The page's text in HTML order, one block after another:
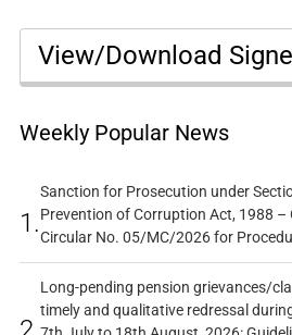
View/Download
Weekly Popular News
1.
Sanction for Prosecution under
Prevention of Corruption Act, 1988 –
Circular No. 05/MC/2026 for
Long-pending pension grievances/
timely and qualitative redressal